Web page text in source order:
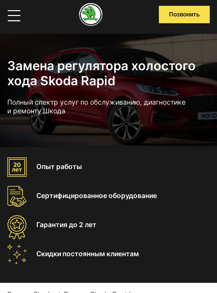
Позвонить
Замена регулятора холостого
хода Skoda Rapid
Полный спектр услуг по обслуживанию, диагностике
и ремонту Шкода
Опыт работы
Сертифицированноеоборудование
Гарантиядо 2 лет
Скидки постоянным клиентам